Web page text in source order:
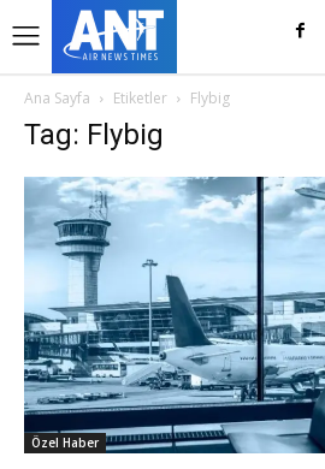
Ana Sayfa Etiketler Flybig
Tag: Flybig
Özel Haber